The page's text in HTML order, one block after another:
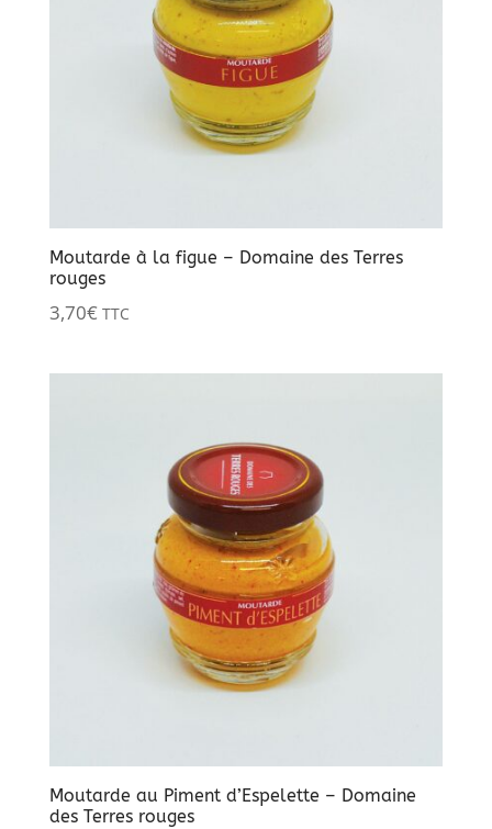
Moutarde à la figue – Domaine des Terres
rouges
3,70€ TTC
Moutarde au Piment d’Espelette – Domaine
des Terres rouges